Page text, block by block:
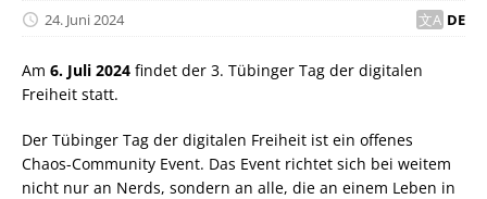
24. Juni 2024 DE
Am 6. Juli 2024 findet der 3. Tübinger Tag der digitalen
Freiheit statt.
Der Tübinger Tag der digitalen Freiheit ist ein offenes
Chaos-Community Event. Das Event richtet sich bei weitem
nicht nur an Nerds, sondern an alle, die an einem Leben in